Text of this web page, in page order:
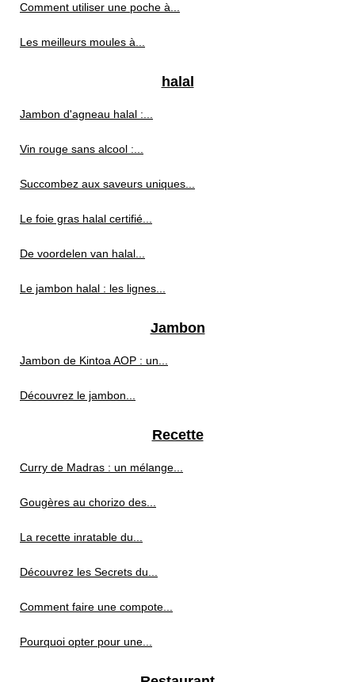
Comment utiliser une poche à...
Les meilleurs moules à...
halal
Jambon d'agneau halal :...
Vin rouge sans alcool :...
Succombez aux saveurs uniques...
Le foie gras halal certifié...
De voordelen van halal...
Le jambon halal : les lignes...
Jambon
Jambon de Kintoa AOP : un...
Découvrez le jambon...
Recette
Curry de Madras : un mélange...
Gougères au chorizo des...
La recette inratable du...
Découvrez les Secrets du...
Comment faire une compote...
Pourquoi opter pour une...